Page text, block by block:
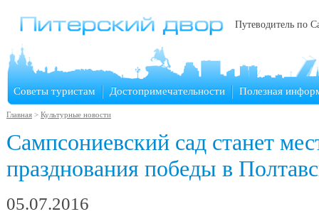
Путеводитель по
Советы туристам Достопримечательности Полезная
Главная > Культурные новости
Сампсониевский сад станет
празднования победы в
05.07.2016